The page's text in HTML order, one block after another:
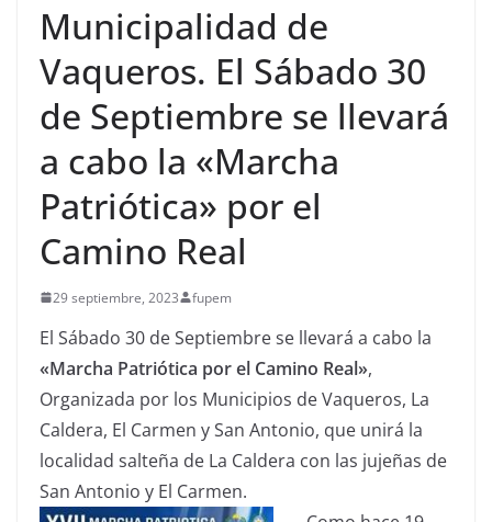
Municipalidad de
Vaqueros. El Sábado 30
de Septiembre se llevará
a cabo la «Marcha
Patriótica» por el
Camino Real
29 septiembre, 2023 fupem
El Sábado 30 de Septiembre se llevará a cabo la
«Marcha Patriótica por el Camino Real»,
Organizada por los Municipios de Vaqueros, La
Caldera, El Carmen y San Antonio, que unirá la
localidad salteña de La Caldera con las jujeñas de
San Antonio y El Carmen.